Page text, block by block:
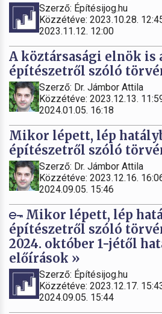
Szerző: Építésijog.hu
Közzétéve: 2023.10.28.
2023.11.12. 12:00
A köztársasági elnök is
építészetről szóló
Szerző: Dr. Jámbor Attila
Közzétéve: 2023.12.13.
2024.01.05. 16:18
Mikor lépett, lép
építészetről szóló
Szerző: Dr. Jámbor Attila
Közzétéve: 2023.12.16.
2024.09.05. 15:46
Mikor lépett, lép
építészetről szóló
2024. október 1-jétől
előírások »
Szerző: Építésijog.hu
Közzétéve: 2023.12.17.
2024.09.05. 15:44